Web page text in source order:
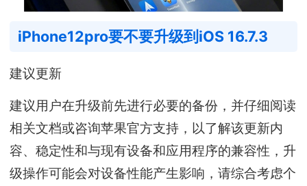
iPhone12pro要不要升级到iOS 16.7.3
建议更新
建议用户在升级前先进行必要的备份，并仔细阅读
相关文档或咨询苹果官方支持，以了解该更新内
容、稳定性和与现有设备和应用程序的兼容性，升
级操作可能会对设备性能产生影响，请综合考虑个